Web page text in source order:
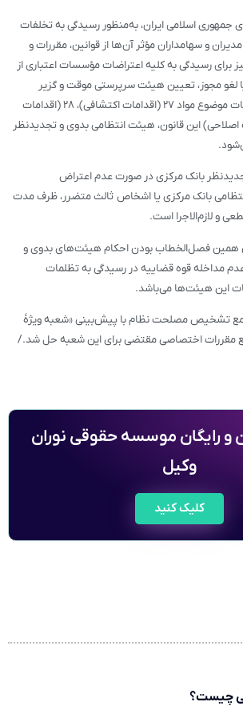
جمهوری اسلامی ایران، به‌منظور رسیدگی به تخلفات
و سهامداران مؤثر آن‌ها از قوانین، مقررات و
برای رسیدگی به کلیه اعتراضات مؤسسات اعتباری از
مجوز، تعیین هیئت سرپرستی موقت و گزیر
موسسه اعتباری و تصمیمات موضوع مواد ۲۷ (اقدامات اکتشافی)، ۲۸ (اقدامات
و ۲۹ (اقدامات اصلاحی) این قانون، هیئت انتظامی بدوی و تجدیدنظر
بانک مرکزی در صورت عدم اعتراض
بانک مرکزی یا اشخاص ثالث متضرر، ظرف مدت
و لازم‌الاجرا است.
همین فصل‌الخطاب بودن احکام هیئت‌های بدوی و
مداخله قوه قضاییه در رسیدگی به تظلمات
این هیئت‌ها می‌باشد.
تشخیص مصلحت نظام با پیش‌بینی «شعبه ویژۀ
مقررات اختصاصی مقتضی برای این شعبه حل شد./
و رایگان موسسه حقوقی نوران
وکیل
کلیک کنید
چیست؟